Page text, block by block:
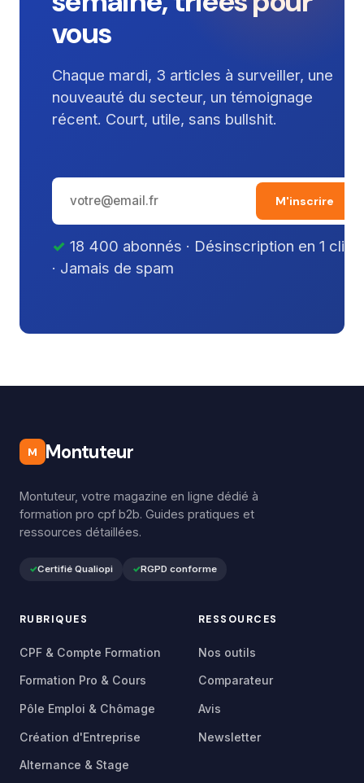
vous
Chaque mardi, 3 articles à surveiller, une
nouveauté du secteur, un témoignage
récent. Court, utile, sans bullshit.
M'inscrire
18 400 abonnés · Désinscription en 1 clic
· Jamais de spam
M Montuteur
Montuteur, votre magazine en ligne dédié à
formation pro cpf b2b. Guides pratiques et
ressources détaillées.
Certifié Qualiopi RGPD conforme
RUBRIQUES
CPF & Compte Formation
Formation Pro & Cours
Pôle Emploi & Chômage
Création d'Entreprise
Alternance & Stage
RESSOURCES
Nos outils
Comparateur
Avis
Newsletter